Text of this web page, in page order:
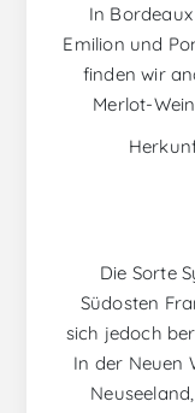
In
Emilion und
finden wir
Merlot-
Die Sorte
Südosten
sich jedoch
In der Neuen